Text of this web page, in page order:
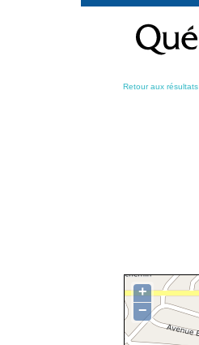
contenu
Retour aux résultats
+
−